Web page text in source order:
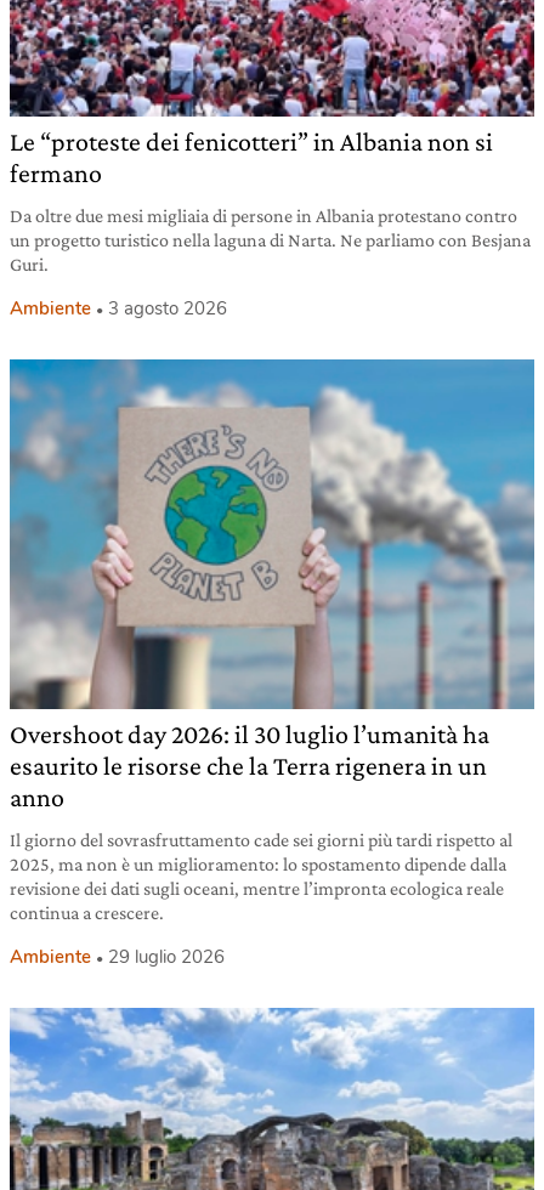
Le “proteste dei fenicotteri” in Albania non si
fermano
Da oltre due mesi migliaia di persone in Albania protestano contro
un progetto turistico nella laguna di Narta. Ne parliamo con Besjana
Guri.
Ambiente 3 agosto 2026
Overshoot day 2026: il 30 luglio l’umanità ha
esaurito le risorse che la Terra rigenera in un
anno
Il giorno del sovrasfruttamento cade sei giorni più tardi rispetto al
2025, ma non è un miglioramento: lo spostamento dipende dalla
revisione dei dati sugli oceani, mentre l’impronta ecologica reale
continua a crescere.
Ambiente 29 luglio 2026